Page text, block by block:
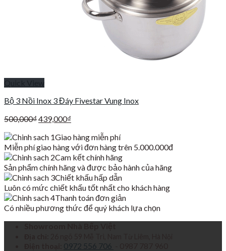
Bộ 3 Nồi Inox 3 Đáy Fivestar Vung Inox
500,000₫Giá
là:
500,000₫.
439,000₫
tại
là:
439,000₫.
Giao hàng miễn phí
Miễn phí giao hàng với đơn hàng trên 5.000.000đ
Cam kết chính hãng
Sản phẩm chính hãng và được bảo hành của hãng
Chiết khấu hấp dẫn
Luôn có mức chiết khấu tốt nhất cho khách hàng
Thanh toán đơn giản
Có nhiều phương thức để quý khách lựa chọn
0972 556 706